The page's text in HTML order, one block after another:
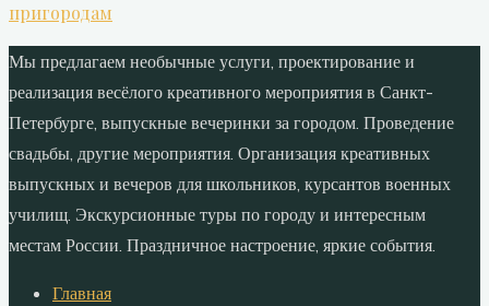
пригородам
Мы предлагаем необычные услуги, проектирование и
реализация весёлого креативного мероприятия в Санкт-
Петербурге, выпускные вечеринки за городом. Проведение
свадьбы, другие мероприятия. Организация креативных
выпускных и вечеров для школьников, курсантов военных
училищ. Экскурсионные туры по городу и интересным
местам России. Праздничное настроение, яркие события.
Главная